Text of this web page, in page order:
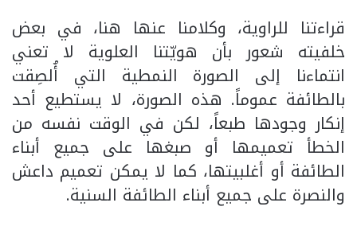
قراءتنا للراوية، وكلامنا عنها هنا، في بعض
خلفيته شعور بأن هويّتنا العلوية لا تعني
انتماءنا إلى الصورة النمطية التي أُلصِقت
بالطائفة عموماً. هذه الصورة، لا يستطيع أحد
إنكار وجودها طبعاً، لكن في الوقت نفسه من
الخطأ تعميمها أو صبغها على جميع أبناء
الطائفة أو أغلبيتها، كما لا يمكن تعميم داعش
والنصرة على جميع أبناء الطائفة السنية.